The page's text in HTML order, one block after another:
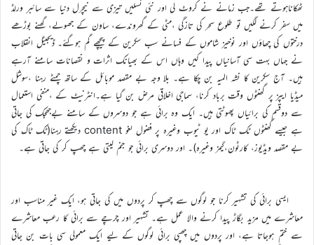
ٹھکاناہوتے تھے۔جب زمانے نے کروٹ لی اور نئی نسلیں تیزی سے نیچرل دنیا سے سائبر ورلڈ
میں سفر کرنے لگیں تو طلوع سحر کی تازگی ،مٹی کے گھروندے، ساون کے جھولے، گھنے بوڑھے
درختوں کی چھاؤں اور نوخیز شاموں کے فسانے سب سکرین کے پیچھے گم ہوگئے۔ ڈیجیٹل انقلاب
نے جہاں بہت سی آسانیاں پیدا کیں وہاں اس کے بھیانک اثرات و نقصانات سامنے آرہے
ہیں۔ آج سکرین کا نشہ المیہ بن چکا ہے۔ بلا وجہ بے مقصد موبائل کے ساتھ چمٹے رہنا ،سوشل
میڈیا ایپز پر گھنٹوں وقت برباد کرنا، سماجی اخلاقی مرض بن گیا ہے۔انٹرنیٹ کے ،منفی استعمال
سے دوقسم کی برائیاں پھوٹتی ہیں۔ ایک وہ برائی ہے جو دوسروں کے سامنے بےجھجک کی جاتی
ہے جیسے گھنٹوں ٹک ٹاک اور یو ٹیوب وغیرہ پر فضول لغو content دیکھتے رہنا(ٹک ٹاک کی
بے مقصد ویڈیوز، کارٹون،گیمز وغیرہ)۔ اور دوسری برائی جو جنم لیتی ہے چھپ کر کی جاتی ہے۔
ایسی برائی کی تشہیر کرنا جو لوگوں سے چھپ کر پردوں میں کی جاتی ہو، ایک غیر مناسب اور
معاشرے میں مزید بگاڑ پیدا کرنے والا عمل ہے۔ تشہیر اور چرچے سے برائی کا رعب معاشرے
سے ختم ہوجاتا ہے، اور پردوں میں چھپی برائی لوگوں کے لیے ایک معمولی سی بات بن جاتی